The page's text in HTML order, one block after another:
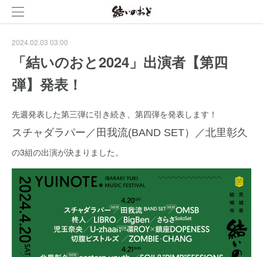
2024.02.03 03:00
「結いのおと2024」出演者【第四
弾】発表！
先週発表した第三弾に引き続き、第四弾を発表します！
スチャダラパー／田我流(BAND SET）／北里彰久
の3組の出演が決まりました。